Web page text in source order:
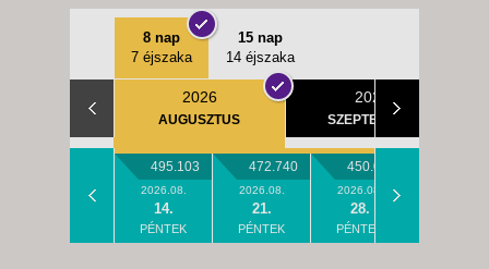
8 nap
7 éjszaka
15 nap
14 éjszaka
2026
AUGUSZTUS
2026
SZEPTEMBER
495.103
2026.08.
14.
PÉNTEK
472.740
2026.08.
21.
PÉNTEK
450.024
2026.08.
28.
PÉNTEK